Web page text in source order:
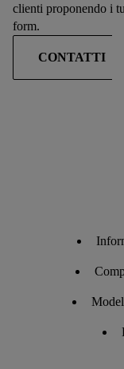
clienti proponendo i
form.
CONTATTI